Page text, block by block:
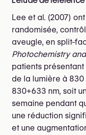
Lee et al. (2007)
randomisée,
aveugle, en split-
Photochemistry
patients
de la lumière à 830
830+633 nm, soit
semaine pendant
une réduction
et une